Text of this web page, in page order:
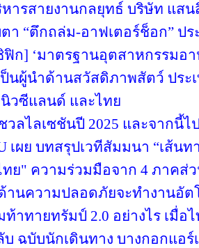
ารสายงานกลยุทธ์ บริษัท แส
า “ตึกถล่ม-อาฟเตอร์ช็อก” ป
ฟิก] ‘มาตรฐานอุตสาหกรรมอ
ป็นผู้นำด้านสวัสดิภาพสัตว์ ปร
นิวซีแลนด์ และไทย
วลไลเซชันปี 2025 และจากนี้ไ
เผย บทสรุปเวทีสัมมนา “เส้น
ย" ความร่วมมือจาก 4 ภาคส่
านความปลอดภัยจะทำงานอั
าทายทรัมป์ 2.0 อย่างไร เมื่อ
บ ฉบับนักเดินทาง บางกอกแอร์